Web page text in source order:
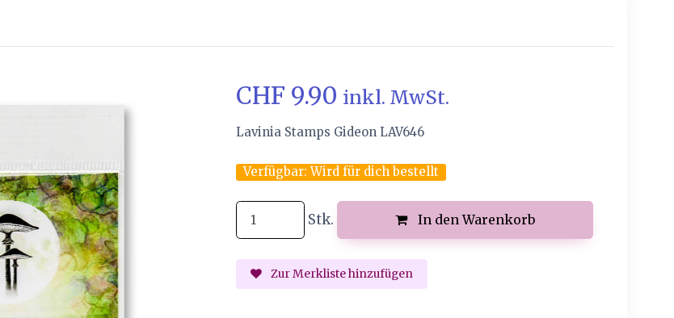
CHF 9.90 inkl. MwSt.
Lavinia Stamps Gideon LAV646
Verfügbar:Wird für dich bestellt
Stk. In den Warenkorb
Zur Merkliste hinzufügen